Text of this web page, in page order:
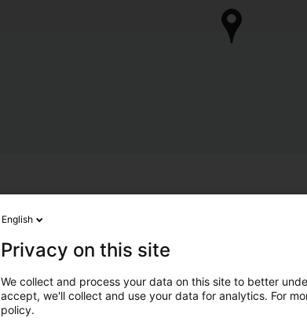
English
Privacy on this site
We collect and process your data on this site to better
accept, we'll collect and use your data for analytics. For
policy.